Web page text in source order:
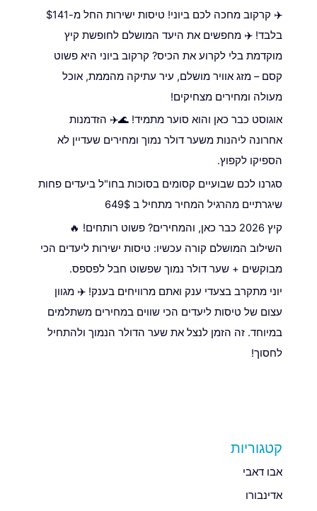
✈️ קרקוב מחכה לכם ביוני! טיסות ישירות החל מ-$141
בלבד! ✈️ מחפשים את היעד המושלם לחופשת קיץ
מוקדמת בלי לקרוע את הכיס? קרקוב ביוני היא פשוט
קסם – מזג אוויר מושלם, עיר עתיקה מהממת, אוכל
מעולה ומחירים מצחיקים!
אוגוסט כבר כאן והוא סוער מתמיד! 🌊✈️ הזדמנות
אחרונה ליהנות משער דולר נמוך ומחירים שעדיין לא
הספיקו לקפוץ.
סגרנו לכם שבועיים קסומים בסוכות בחו"ל ביעדים פחות
שיגרתיים מהרגיל המחיר מתחיל ב 649$
קיץ 2026 כבר כאן, והמחירים? פשוט רותחים! 🔥
השילוב המושלם קורה עכשיו: טיסות ישירות ליעדים הכי
מבוקשים + שער דולר נמוך שפשוט חבל לפספס.
יוני מתקרב בצעדי ענק ואתם מרוויחים בענק! ✈️ מגוון
עצום של טיסות ליעדים הכי שווים במחירים משתלמים
במיוחד. זה הזמן לנצל את שער הדולר הנמוך ולהתחיל
לחסוך!
קטגוריות
אבו דאבי
אדינבורו